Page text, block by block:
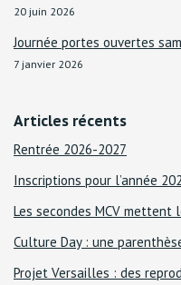
20 juin 2026
Journée portes ouvertes
7 janvier 2026
Articles récents
Rentrée 2026-2027
Inscriptions pour l’année
Les secondes MCV mettent
Culture Day : une
Projet Versailles : des